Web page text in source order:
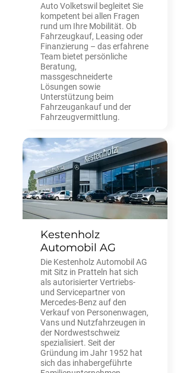
Auto Volketswil begleitet Sie
kompetent bei allen Fragen
rund um Ihre Mobilität. Ob
Fahrzeugkauf, Leasing oder
Finanzierung – das erfahrene
Team bietet persönliche
Beratung,
massgeschneiderte
Lösungen sowie
Unterstützung beim
Fahrzeugankauf und der
Fahrzeugvermittlung.
Kestenholz
Automobil AG
Die Kestenholz Automobil AG
mit Sitz in Pratteln hat sich
als autorisierter Vertriebs-
und Servicepartner von
Mercedes-Benz auf den
Verkauf von Personenwagen,
Vans und Nutzfahrzeugen in
der Nordwestschweiz
spezialisiert. Seit der
Gründung im Jahr 1952 hat
sich das inhabergeführte